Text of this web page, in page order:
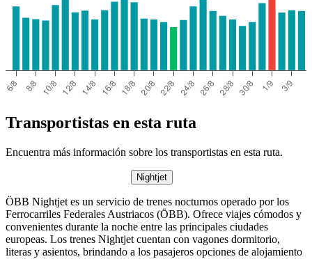
Transportistas en esta ruta
Encuentra más información sobre los transportistas en esta ruta.
Nightjet
ÖBB Nightjet es un servicio de trenes nocturnos operado por los
Ferrocarriles Federales Austriacos (ÖBB). Ofrece viajes cómodos y
convenientes durante la noche entre las principales ciudades
europeas. Los trenes Nightjet cuentan con vagones dormitorio,
literas y asientos, brindando a los pasajeros opciones de alojamiento